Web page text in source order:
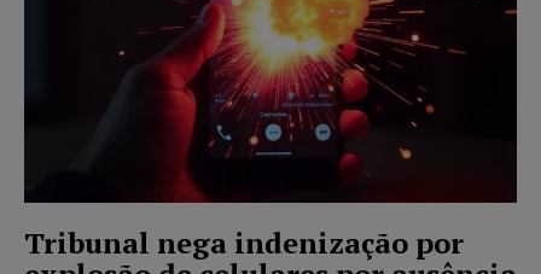
Tribunal nega indenização por